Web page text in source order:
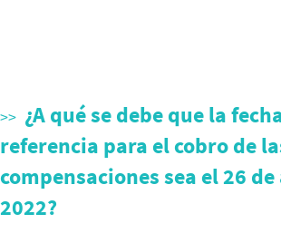
¿A qué se debe que la
referencia para el cobro de
compensaciones sea el 26
2022?